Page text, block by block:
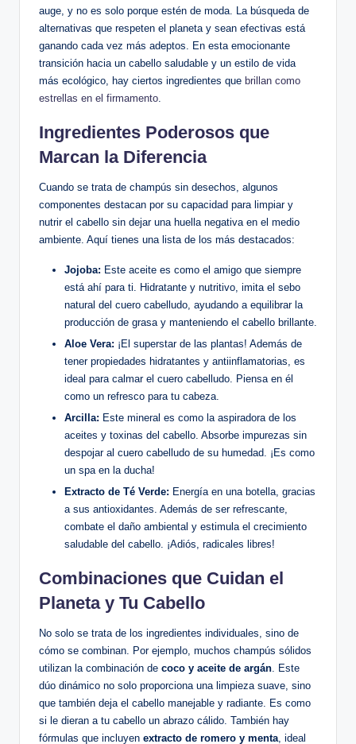
auge, y no es solo porque estén de moda. La búsqueda de
alternativas que respeten el planeta y sean efectivas está
ganando cada vez más adeptos. En esta emocionante
transición hacia un cabello saludable y un estilo de vida
más ecológico, hay ciertos ingredientes que brillan como
estrellas en el firmamento
Ingredientes Poderosos que
Marcan la Diferencia
Cuando se trata de champús sin desechos, algunos
componentes destacan por su capacidad para limpiar y
nutrir el cabello sin dejar una huella negativa en el medio
ambiente. Aquí tienes una lista de los más destacados:
Jojoba: Este aceite es como el amigo que siempre
está ahí para ti. Hidratante y nutritivo, imita el sebo
natural del cuero cabelludo, ayudando a equilibrar la
producción de grasa y manteniendo el cabello brillante.
Aloe Vera: ¡El superstar de las plantas! Además de
tener propiedades hidratantes y antiinflamatorias, es
ideal para calmar el cuero cabelludo. Piensa en él
como un refresco para tu cabeza.
Arcilla: Este mineral es como la aspiradora de los
aceites y toxinas del cabello. Absorbe impurezas sin
despojar al cuero cabelludo de su humedad. ¡Es como
un spa en la ducha!
Extracto de Té Verde: Energía en una botella, gracias
a sus antioxidantes. Además de ser refrescante,
combate el daño ambiental y estimula el crecimiento
saludable del cabello. ¡Adiós, radicales libres!
Combinaciones que Cuidan el
Planeta y Tu Cabello
No solo se trata de los ingredientes individuales, sino de
cómo se combinan. Por ejemplo, muchos champús sólidos
utilizan la combinación de coco y aceite de argán. Este
dúo dinámico no solo proporciona una limpieza suave, sino
que también deja el cabello manejable y radiante. Es como
si le dieran a tu cabello un abrazo cálido. También hay
fórmulas que incluyen extracto de romero y menta, ideal